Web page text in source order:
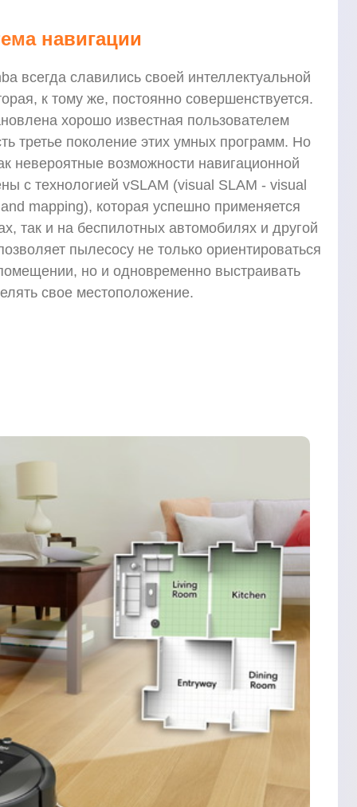
навигации
всегда славились своей интеллектуальной
к тому же, постоянно совершенствуется.
хорошо известная пользователем
третье поколение этих умных программ. Но
невероятные возможности навигационной
с технологией vSLAM (visual SLAM - visual
mapping), которая успешно применяется
так и на беспилотных автомобилях и другой
пылесосу не только ориентироваться
но и одновременно выстраивать
свое местоположение.